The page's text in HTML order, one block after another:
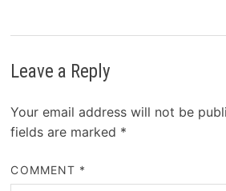
Leave a Reply
Your email address will not be
fields are marked *
COMMENT *